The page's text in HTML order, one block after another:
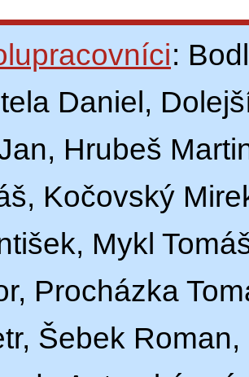
:
Daniel,
Hrubeš
Kočovský
Mykl
Procházka
Šebek